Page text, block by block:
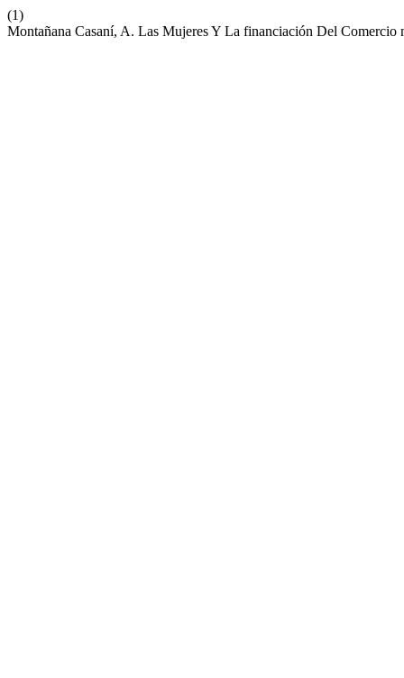
(1)
Montañana Casaní, A. Las Mujeres Y La financiación Del